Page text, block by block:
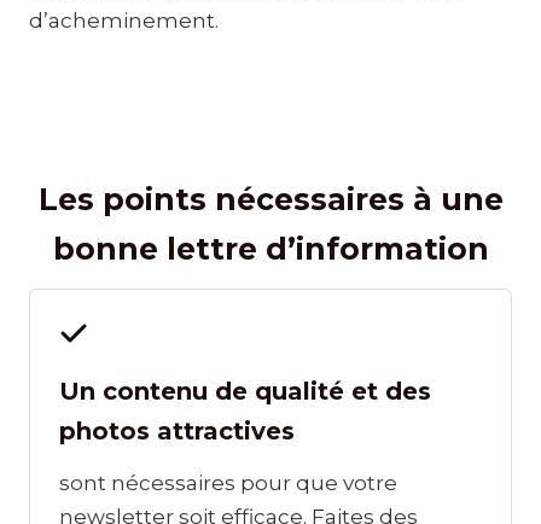
d’acheminement.
Les points nécessaires à une
bonne lettre d’information
Un contenu de qualité et des
photos attractives
sont nécessaires pour que votre
newsletter soit efficace. Faites des